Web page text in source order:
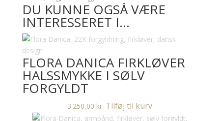
sølv
forgyldt
antal
DU KUNNE OGSÅ VÆRE
INTERESSERET I…
FLORA DANICA FIRKLØVER
HALSSMYKKE I SØLV
FORGYLDT
3.250,00 kr. Tilføj til kurv